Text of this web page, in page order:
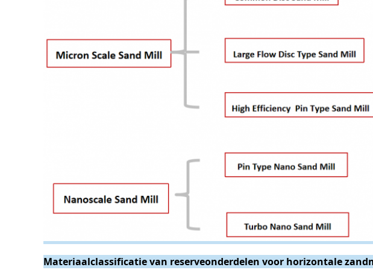
Materiaalclassificatie van reserveonderdelen voor horizontale